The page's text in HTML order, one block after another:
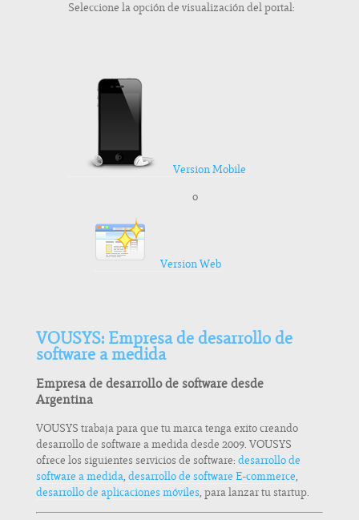
Seleccione la opción de visualización del portal:
Version Mobile
o
Version Web
VOUSYS: Empresa de desarrollo de
software a medida
Empresa de desarrollo de software desde
Argentina
VOUSYS trabaja para que tu marca tenga exito creando
desarrollo de software a medida desde 2009. VOUSYS
ofrece los siguientes servicios de software: desarrollo de
software a medida, desarrollo de software E-commerce,
desarrollo de aplicaciones móviles, para lanzar tu startup.